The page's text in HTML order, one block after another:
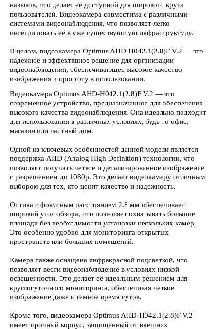
навыков, что делает её доступной для широкого круга
пользователей. Видеокамера совместима с различными
системами видеонаблюдения, что позволяет легко
интегрировать её в уже существующую инфраструктуру.
В целом, видеокамера Optimus AHD-H042.1(2.8)F V.2 — это
надежное и эффективное решение для организации
видеонаблюдения, обеспечивающее высокое качество
изображения и простоту в использовании.
Видеокамера Optimus AHD-H042.1(2.8)F V.2 — это
современное устройство, предназначенное для обеспечения
высокого качества видеонаблюдения. Она идеально подходит
для использования в различных условиях, будь то офис,
магазин или частный дом.
Одной из ключевых особенностей данной модели является
поддержка AHD (Analog High Definition) технологии, что
позволяет получать четкое и детализированное изображение
с разрешением до 1080p. Это делает видеокамеру отличным
выбором для тех, кто ценит качество и надежность.
Оптика с фокусным расстоянием 2.8 мм обеспечивает
широкий угол обзора, что позволяет охватывать большие
площади без необходимости установки нескольких камер.
Это особенно удобно для мониторинга открытых
пространств или больших помещений.
Камера также оснащена инфракрасной подсветкой, что
позволяет вести видеонаблюдение в условиях низкой
освещенности. Это делает её идеальным решением для
круглосуточного мониторинга, обеспечивая четкое
изображение даже в темное время суток.
Кроме того, видеокамера Optimus AHD-H042.1(2.8)F V.2
имеет прочный корпус, защищенный от внешних